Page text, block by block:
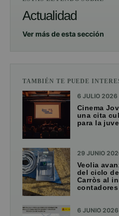
Actualidad
Ver más de esta sección
TAMBIÉN TE PUEDE
6 JULIO 2026
Cinema
una cita
para la
29 JUNIO
Veolia
del ciclo
Carròs al
6 JUNIO 2026